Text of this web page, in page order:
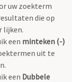
uw zoekterm
die op
lijken.
een minteken (-)
uit te
een Dubbele